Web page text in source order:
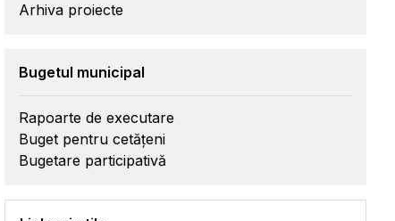
Arhiva proiecte
Bugetul municipal
Rapoarte de executare
Buget pentru cetățeni
Bugetare participativă